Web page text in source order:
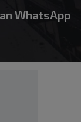
WhatsApp